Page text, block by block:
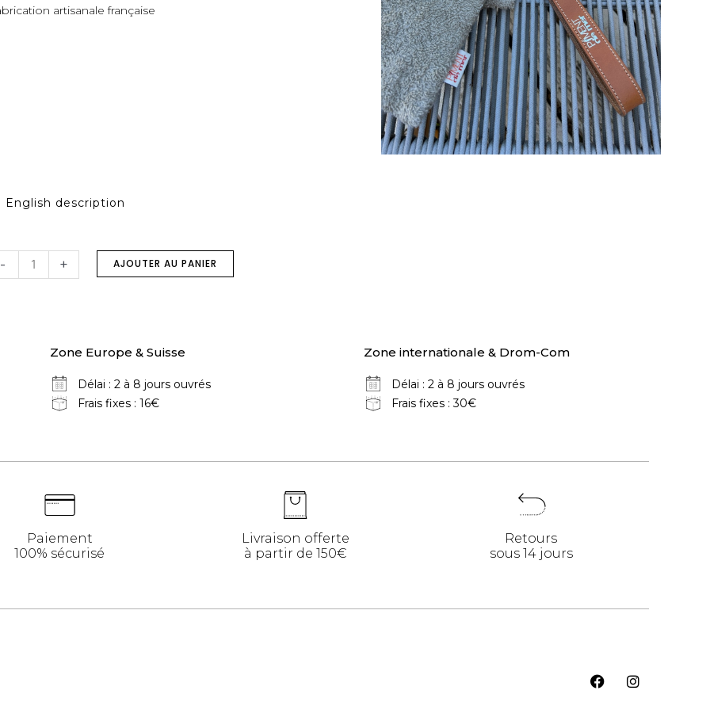
artisanale française
English description
- + AJOUTER AU PANIER
Zone Europe & Suisse
Délai : 2 à 8 jours ouvrés
Frais fixes : 16€
Zone internationale & Drom-Com
Délai : 2 à 8 jours ouvrés
Frais fixes : 30€
Paiement
100% sécurisé
Livraison offerte
à partir de 150€
Retours
sous 14 jours
F
a
I
n